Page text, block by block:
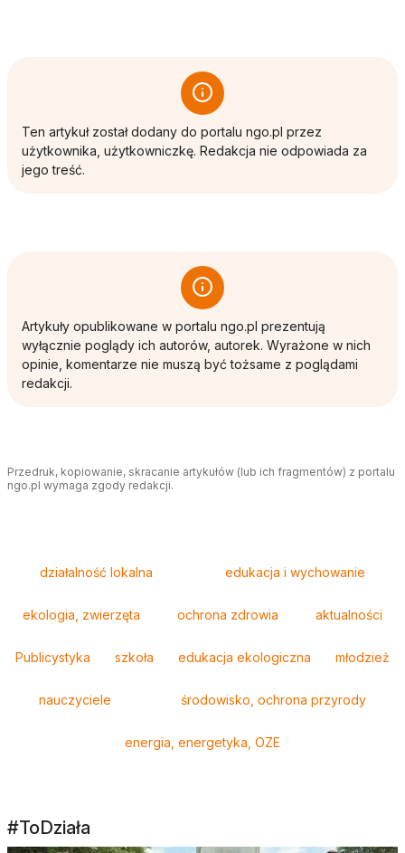
Ten artykuł został dodany do portalu ngo.pl przez
użytkownika, użytkowniczkę. Redakcja nie odpowiada za
jego treść.
Artykuły opublikowane w portalu ngo.pl prezentują
wyłącznie poglądy ich autorów, autorek. Wyrażone w nich
opinie, komentarze nie muszą być tożsame z poglądami
redakcji.
Przedruk, kopiowanie, skracanie artykułów (lub ich fragmentów) z portalu
ngo.pl wymaga zgody redakcji.
działalność lokalna edukacja i wychowanie
ekologia, zwierzęta ochrona zdrowia aktualności
Publicystyka szkoła edukacja ekologiczna młodzież
nauczyciele środowisko, ochrona przyrody
energia, energetyka, OZE
#ToDziała